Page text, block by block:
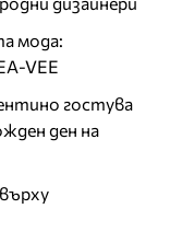
мода:
VEE
гостува
ден на